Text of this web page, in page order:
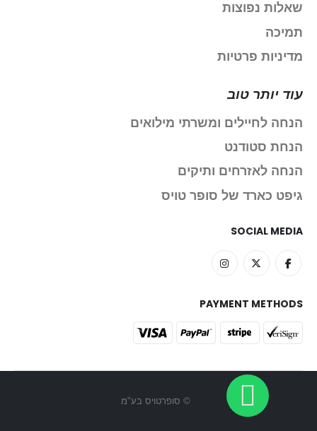
שאלות נפוצות
תמיכה
מדיניות פרטיות
עוד יותר טוב
הנחה לחיילים ומשרתי מילואים
הנחת סטודנט
הנחה לאזרחים ותיקים
גיפט כארד של סופר טויס
SOCIAL MEDIA
PAYMENT METHODS
© סופרטויס בע"מ